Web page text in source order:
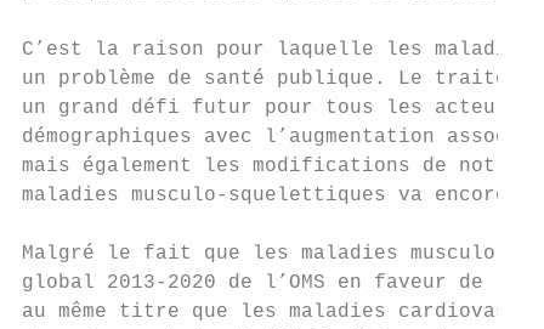
C’est la raison pour laquelle les maladies
un problème de santé publique. Le
un grand défi futur pour tous les acteurs
démographiques avec l’augmentation
mais également les modifications de notre
maladies musculo-squelettiques va encore
Malgré le fait que les maladies musculo-
global 2013-2020 de l’OMS en faveur de
au même titre que les maladies